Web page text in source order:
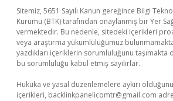
Sitemiz, 5651 Sayılı Kanun gereğince Bilgi
Kurumu (BTK) tarafından onaylanmış bir Yer
vermektedir. Bu nedenle, sitedeki içerikleri
veya araştırma yükümlülüğümüz
yazdıkları içeriklerin sorumluluğunu taşımakta
bu sorumluluğu kabul etmiş sayılırlar.
Hukuka ve yasal düzenlemelere aykırı
içerikleri, backlinkpanelicomtr@gmail.com